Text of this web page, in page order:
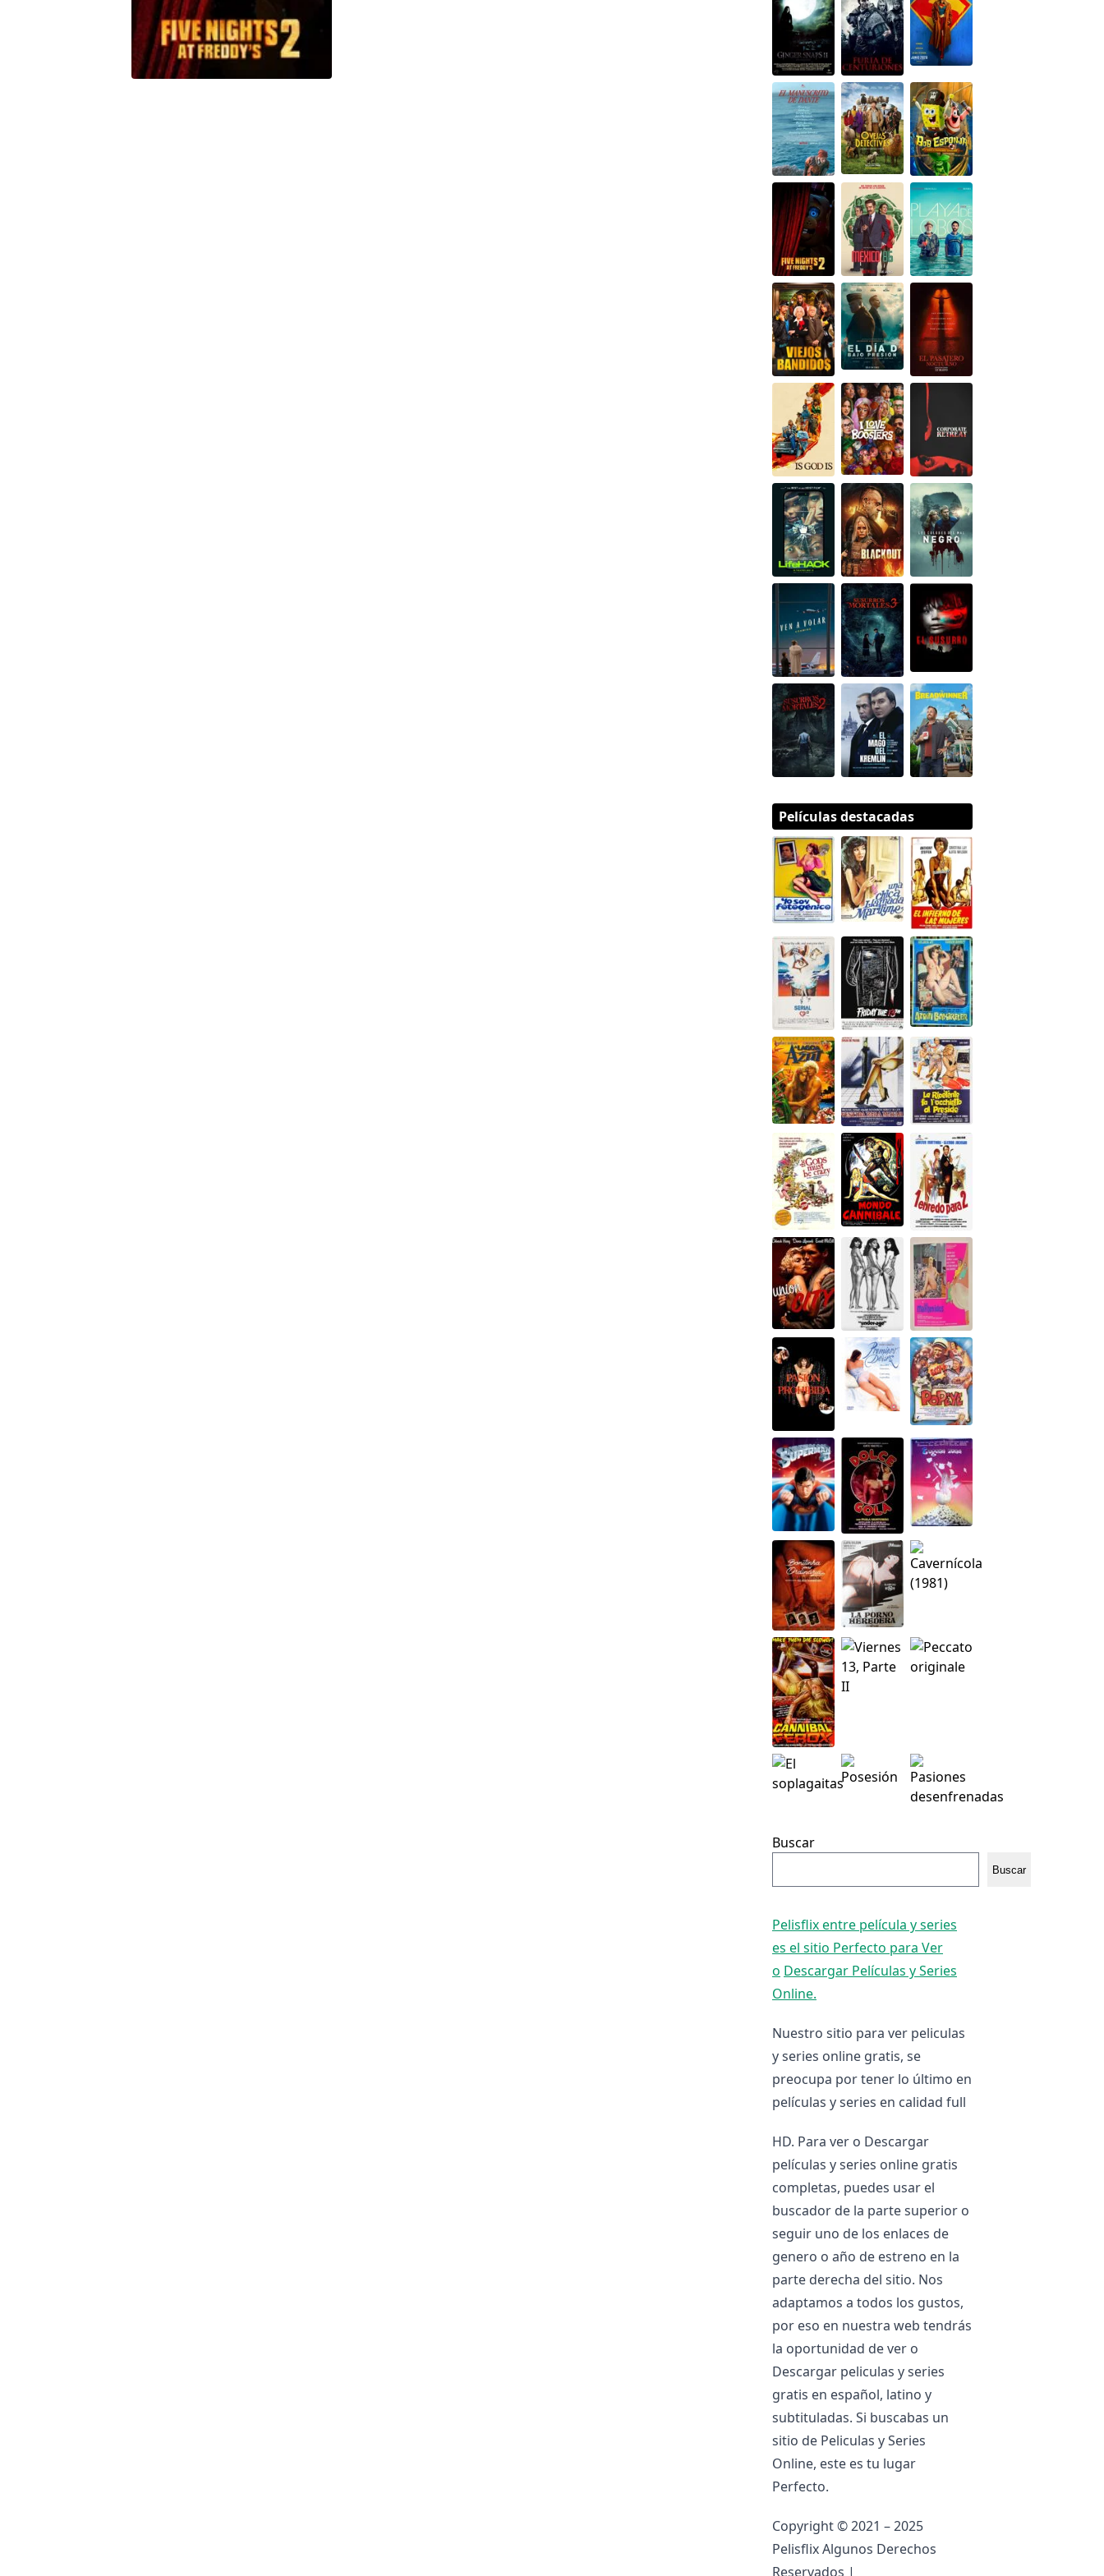
Peacock
Películas destacadas
Buscar
Buscar
Pelisflix entre película y series
es el sitio Perfecto para Ver
o Descargar Películas y Series
Online.
Nuestro sitio para ver peliculas
y series online gratis, se
preocupa por tener lo último en
películas y series en calidad full
HD. Para ver o Descargar
películas y series online gratis
completas, puedes usar el
buscador de la parte superior o
seguir uno de los enlaces de
genero o año de estreno en la
parte derecha del sitio. Nos
adaptamos a todos los gustos,
por eso en nuestra web tendrás
la oportunidad de ver o
Descargar peliculas y series
gratis en español, latino y
subtituladas. Si buscabas un
sitio de Peliculas y Series
Online, este es tu lugar
Perfecto.
Copyright © 2021 – 2025
Pelisflix Algunos Derechos
Reservados |